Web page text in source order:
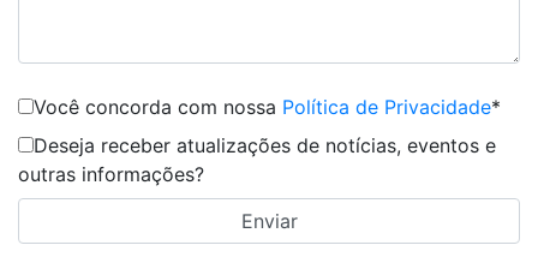
Você concorda com nossa Política de Privacidade*
Deseja receber atualizações de notícias, eventos e
outras informações?